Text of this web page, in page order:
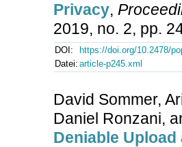
Privacy,
2019, no. 2, pp.
DOI:
https://doi.org/10.2478/
Datei: article-p245.xml
David Sommer,
Daniel Ronzani,
Deniable